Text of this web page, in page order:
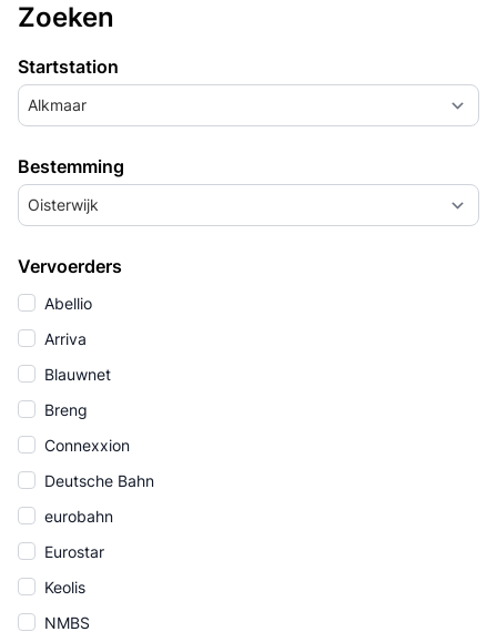
Zoeken
Startstation
Alkmaar
Bestemming
Oisterwijk
Vervoerders
Abellio
Arriva
Blauwnet
Breng
Connexxion
Deutsche Bahn
eurobahn
Eurostar
Keolis
NMBS